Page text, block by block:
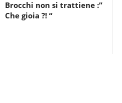
Brocchi non si trattiene :”
Che gioia ?! “